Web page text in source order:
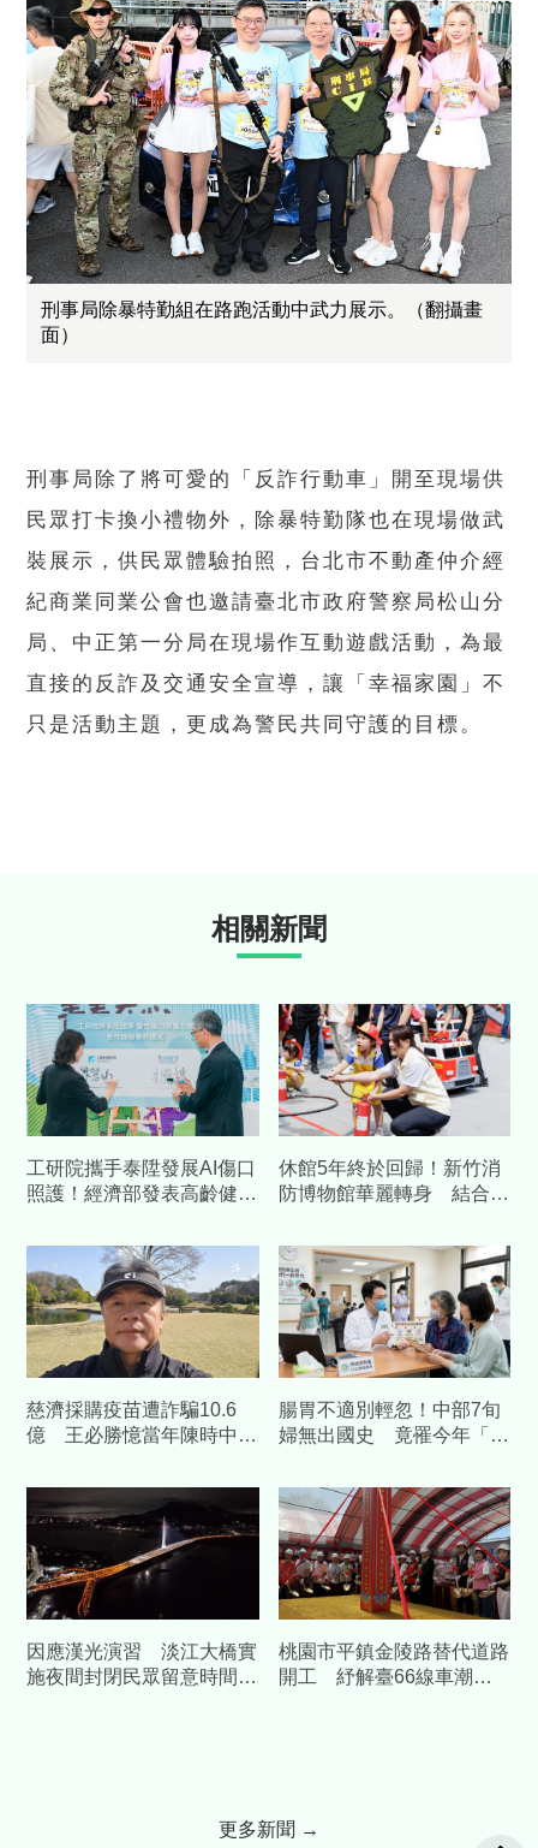
刑事局除暴特勤組在路跑活動中武力展示。（翻攝畫
面）
刑事局除了將可愛的「反詐行動車」開至現場供
民眾打卡換小禮物外，除暴特勤隊也在現場做武
裝展示，供民眾體驗拍照，台北市不動產仲介經
紀商業同業公會也邀請臺北市政府警察局松山分
局、中正第一分局在現場作互動遊戲活動，為最
直接的反詐及交通安全宣導，讓「幸福家園」不
只是活動主題，更成為警民共同守護的目標。
相關新聞
工研院攜手泰陞發展AI傷口
照護！經濟部發表高齡健康
休館5年終於回歸！新竹消
防博物館華麗轉身 結合科
慈濟採購疫苗遭詐騙10.6
億 王必勝憶當年陳時中睿
腸胃不適別輕忽！中部7旬
婦無出國史 竟罹今年「首
因應漢光演習 淡江大橋實
施夜間封閉民眾留意時間改
桃園市平鎮金陵路替代道路
開工 紓解臺66線車潮中
更多新聞 →